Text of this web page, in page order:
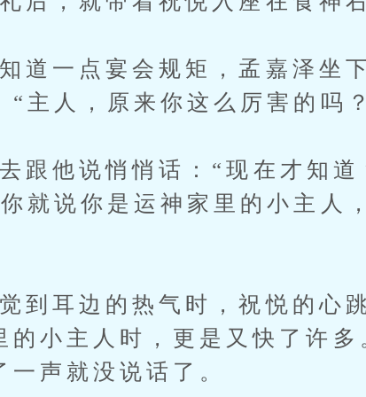
一点宴会规矩，孟嘉泽坐
“主人，原来你这么厉害的吗
他说悄悄话：“现在才知道
就说你是运神家里的小主人
耳边的热气时，祝悦的心
的小主人时，更是又快了许
声就没说话了。